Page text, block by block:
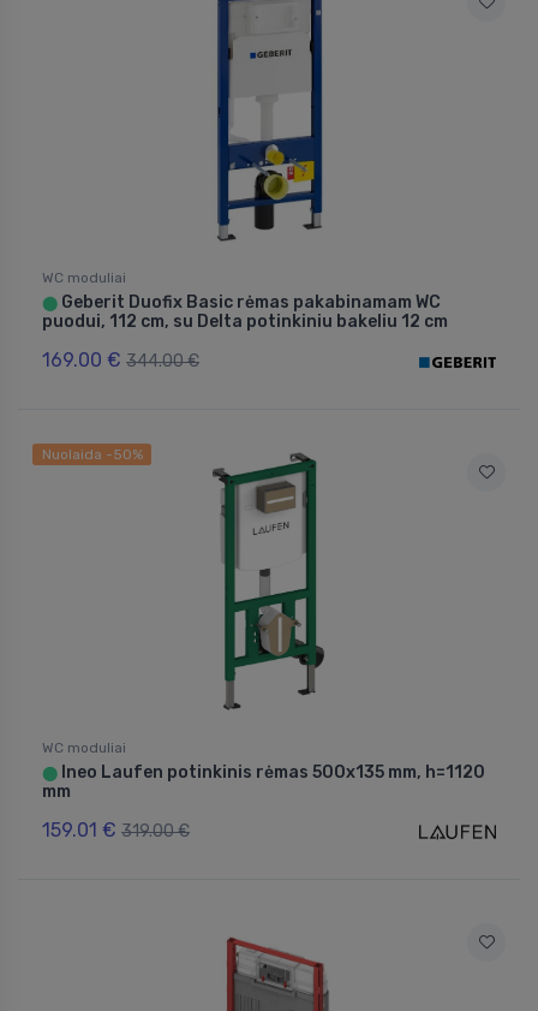
WC moduliai
⬤ Geberit Duofix Basic rėmas pakabinamam WC
puodui, 112 cm, su Delta potinkiniu bakeliu 12 cm
169.00 € 344.00 €
Nuolaida -50%
WC moduliai
⬤ Ineo Laufen potinkinis rėmas 500x135 mm, h=1120
mm
159.01 € 319.00 €